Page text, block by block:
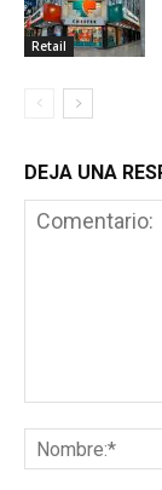
Retail
DEJA UNA